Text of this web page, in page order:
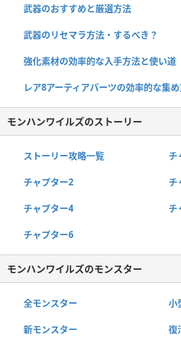
武器のおすすめと厳選方法
武器のリセマラ方法・するべき？
強化素材の効率的な入手方法と使い道
レア8アーティアパーツの効率的な集
モンハンワイルズのストーリー
ストーリー攻略一覧 チ
チャプター2 チ
チャプター4 チ
チャプター6
モンハンワイルズのモンスター
全モンスター 小
新モンスター 復